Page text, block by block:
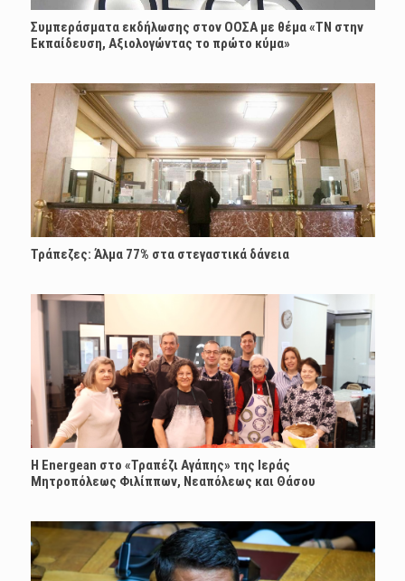
Συμπεράσματα εκδήλωσης στον ΟΟΣΑ με θέμα «ΤΝ στην
Εκπαίδευση, Αξιολογώντας το πρώτο κύμα»
Τράπεζες: Άλμα 77% στα στεγαστικά δάνεια
H Energean στο «Τραπέζι Αγάπης» της Ιεράς
Μητροπόλεως Φιλίππων, Νεαπόλεως και Θάσου